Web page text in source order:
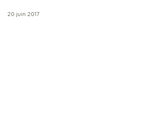
20 juin 2017